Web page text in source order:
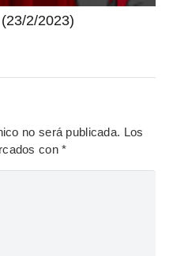
2/2023)
no será publicada. Los
con*